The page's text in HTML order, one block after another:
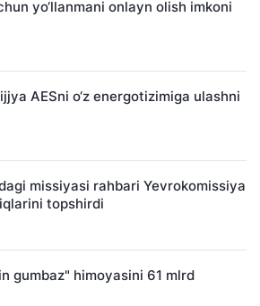
yo‘llanmani onlayn olish imkoni
AESni o‘z energotizimiga ulashni
missiyasi rahbari Yevrokomissiya
topshirdi
gumbaz" himoyasini 61 mlrd